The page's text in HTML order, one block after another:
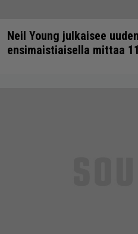
Neil Young julkaisee
ensimaistiaisella mittaa